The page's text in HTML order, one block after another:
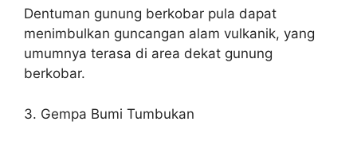
Dentuman gunung berkobar pula dapat
menimbulkan guncangan alam vulkanik, yang
umumnya terasa di area dekat gunung
berkobar.
3. Gempa Bumi Tumbukan